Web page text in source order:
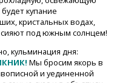
купание
кристальных водах,
под южным солнцем!
кульминация дня:
Мы бросим якорь в
и уединенной